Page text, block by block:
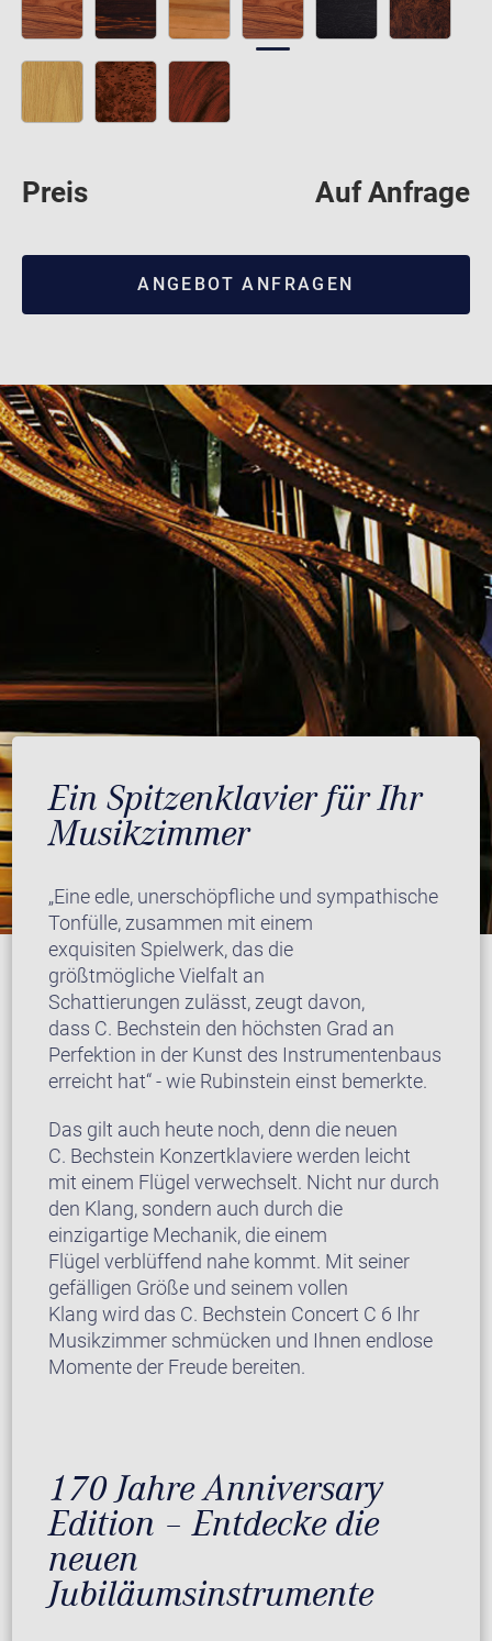
Preis Auf Anfrage
ANGEBOT ANFRAGEN
Ein Spitzenklavier für Ihr
Musikzimmer
„Eine edle, unerschöpfliche und sympathische
Tonfülle, zusammen mit einem
exquisiten Spielwerk, das die
größtmögliche Vielfalt an
Schattierungen zulässt, zeugt davon,
dass C. Bechstein den höchsten Grad an
Perfektion in der Kunst des Instrumentenbaus
erreicht hat“ - wie Rubinstein einst bemerkte.
Das gilt auch heute noch, denn die neuen
C. Bechstein Konzertklaviere werden leicht
mit einem Flügel verwechselt. Nicht nur durch
den Klang, sondern auch durch die
einzigartige Mechanik, die einem
Flügel verblüffend nahe kommt. Mit seiner
gefälligen Größe und seinem vollen
Klang wird das C. Bechstein Concert C 6 Ihr
Musikzimmer schmücken und Ihnen endlose
Momente der Freude bereiten.
170 Jahre Anniversary
Edition – Entdecke die
neuen
Jubiläumsinstrumente